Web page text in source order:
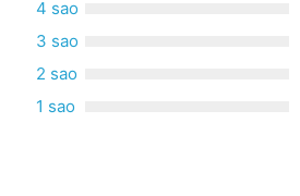
4 sao
3 sao
2 sao
1 sao